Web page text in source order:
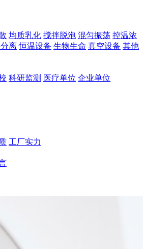
均质乳化 搅拌脱泡 混匀振荡 控温浓
离 恒温设备 生物生命 真空设备 其他
科研监测 医疗单位 企业单位
工厂实力